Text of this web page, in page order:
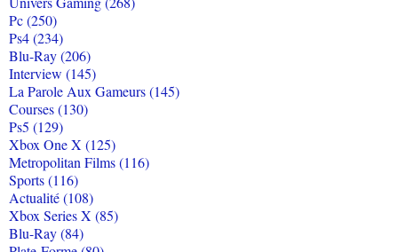
Pc (250)
Ps4 (234)
Blu-Ray (206)
Interview (145)
La Parole Aux Gameurs (145)
Courses (130)
Ps5 (129)
Xbox One X (125)
Metropolitan Films (116)
Sports (116)
Actualité (108)
Xbox Series X (85)
Blu-Ray (84)